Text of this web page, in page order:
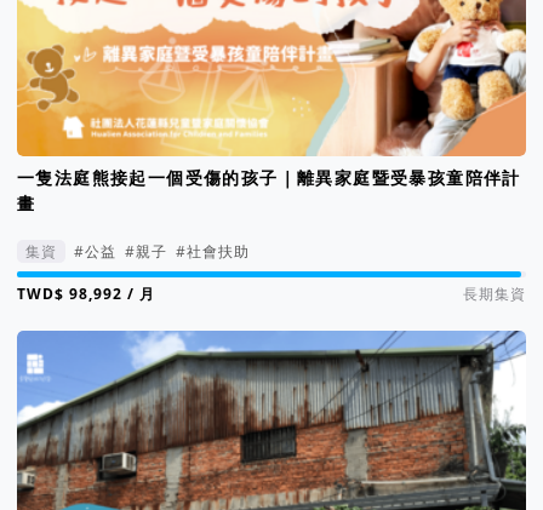
一隻法庭熊接起一個受傷的孩子｜離異家庭暨受暴孩童陪伴計
畫
集資 #公益 #親子 #社會扶助
集資進度 99%
/ 月 長期集資